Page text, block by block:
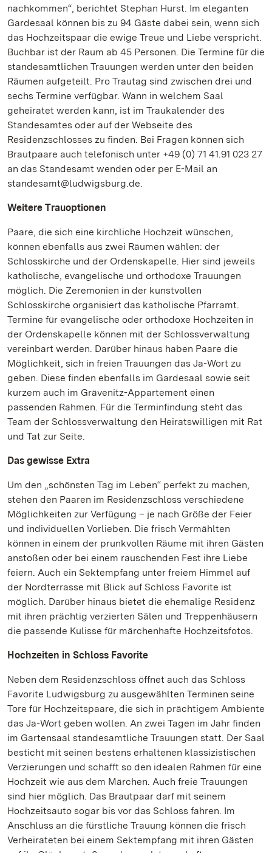
nachkommen“, berichtet Stephan Hurst. Im eleganten
Gardesaal können bis zu 94 Gäste dabei sein, wenn sich
das Hochzeitspaar die ewige Treue und Liebe verspricht.
Buchbar ist der Raum ab 45 Personen. Die Termine für die
standesamtlichen Trauungen werden unter den beiden
Räumen aufgeteilt. Pro Trautag sind zwischen drei und
sechs Termine verfügbar. Wann in welchem Saal
geheiratet werden kann, ist im Traukalender des
Standesamtes oder auf der Webseite des
Residenzschlosses zu finden. Bei Fragen können sich
Brautpaare auch telefonisch unter +49 (0) 71 41.91 023 27
an das Standesamt wenden oder per E-Mail an
standesamt@ludwigsburg.de.
Weitere Trauoptionen
Paare, die sich eine kirchliche Hochzeit wünschen,
können ebenfalls aus zwei Räumen wählen: der
Schlosskirche und der Ordenskapelle. Hier sind jeweils
katholische, evangelische und orthodoxe Trauungen
möglich. Die Zeremonien in der kunstvollen
Schlosskirche organisiert das katholische Pfarramt.
Termine für evangelische oder orthodoxe Hochzeiten in
der Ordenskapelle können mit der Schlossverwaltung
vereinbart werden. Darüber hinaus haben Paare die
Möglichkeit, sich in freien Trauungen das Ja-Wort zu
geben. Diese finden ebenfalls im Gardesaal sowie seit
kurzem auch im Grävenitz-Appartement einen
passenden Rahmen. Für die Terminfindung steht das
Team der Schlossverwaltung den Heiratswilligen mit Rat
und Tat zur Seite.
Das gewisse Extra
Um den „schönsten Tag im Leben“ perfekt zu machen,
stehen den Paaren im Residenzschloss verschiedene
Möglichkeiten zur Verfügung – je nach Größe der Feier
und individuellen Vorlieben. Die frisch Vermählten
können in einem der prunkvollen Räume mit ihren Gästen
anstoßen oder bei einem rauschenden Fest ihre Liebe
feiern. Auch ein Sektempfang unter freiem Himmel auf
der Nordterrasse mit Blick auf Schloss Favorite ist
möglich. Darüber hinaus bietet die ehemalige Residenz
mit ihren prächtig verzierten Sälen und Treppenhäusern
die passende Kulisse für märchenhafte Hochzeitsfotos.
Hochzeiten in Schloss Favorite
Neben dem Residenzschloss öffnet auch das Schloss
Favorite Ludwigsburg zu ausgewählten Terminen seine
Tore für Hochzeitspaare, die sich in prächtigem Ambiente
das Ja-Wort geben wollen. An zwei Tagen im Jahr finden
im Gartensaal standesamtliche Trauungen statt. Der Saal
besticht mit seinen bestens erhaltenen klassizistischen
Verzierungen und schafft so den idealen Rahmen für eine
Hochzeit wie aus dem Märchen. Auch freie Trauungen
sind hier möglich. Das Brautpaar darf mit seinem
Hochzeitsauto sogar bis vor das Schloss fahren. Im
Anschluss an die fürstliche Trauung können die frisch
Verheirateten bei einem Sektempfang mit ihren Gästen